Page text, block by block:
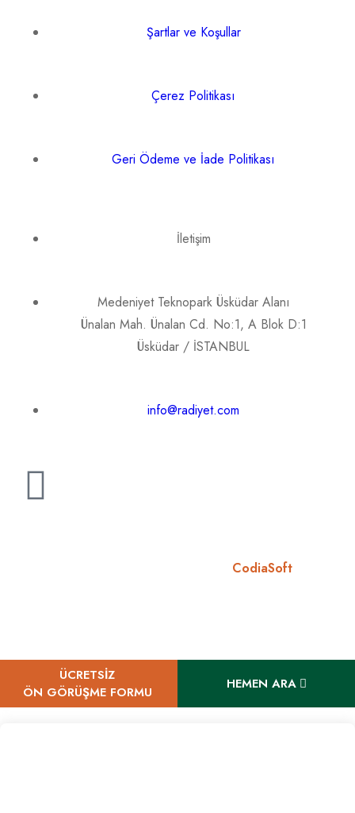
Şartlar ve Koşullar
Çerez Politikası
Geri Ödeme ve İade Politikası
İletişim
Medeniyet Teknopark Üsküdar Alanı
Ünalan Mah. Ünalan Cd. No:1, A Blok D:1
Üsküdar / İSTANBUL
info@radiyet.com
CodiaSoft
ÜCRETSİZ
ÖN GÖRÜŞME FORMU
HEMEN ARA